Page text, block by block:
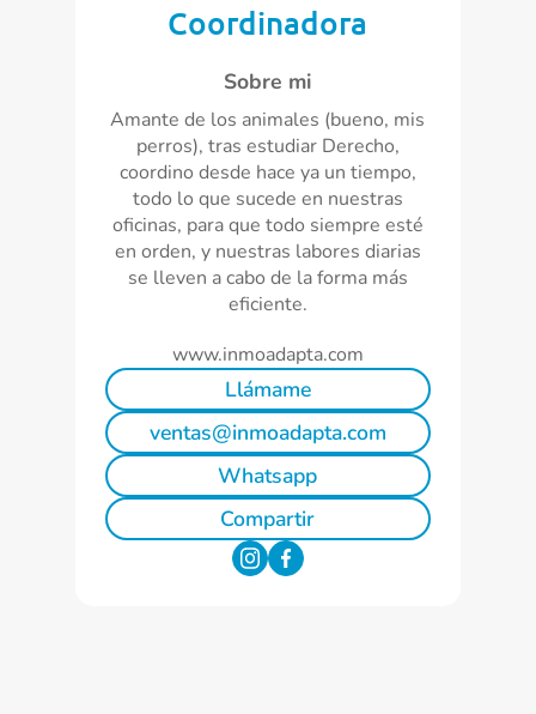
Coordinadora
Sobre mi
Amante de los animales (bueno, mis
perros), tras estudiar Derecho,
coordino desde hace ya un tiempo,
todo lo que sucede en nuestras
oficinas, para que todo siempre esté
en orden, y nuestras labores diarias
se lleven a cabo de la forma más
eficiente.
www.inmoadapta.com
Llámame
ventas@inmoadapta.com
Whatsapp
Compartir